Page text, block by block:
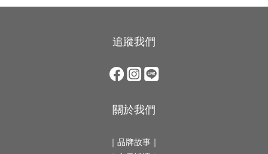
追蹤我們
關於我們
｜ 品牌故事 ｜